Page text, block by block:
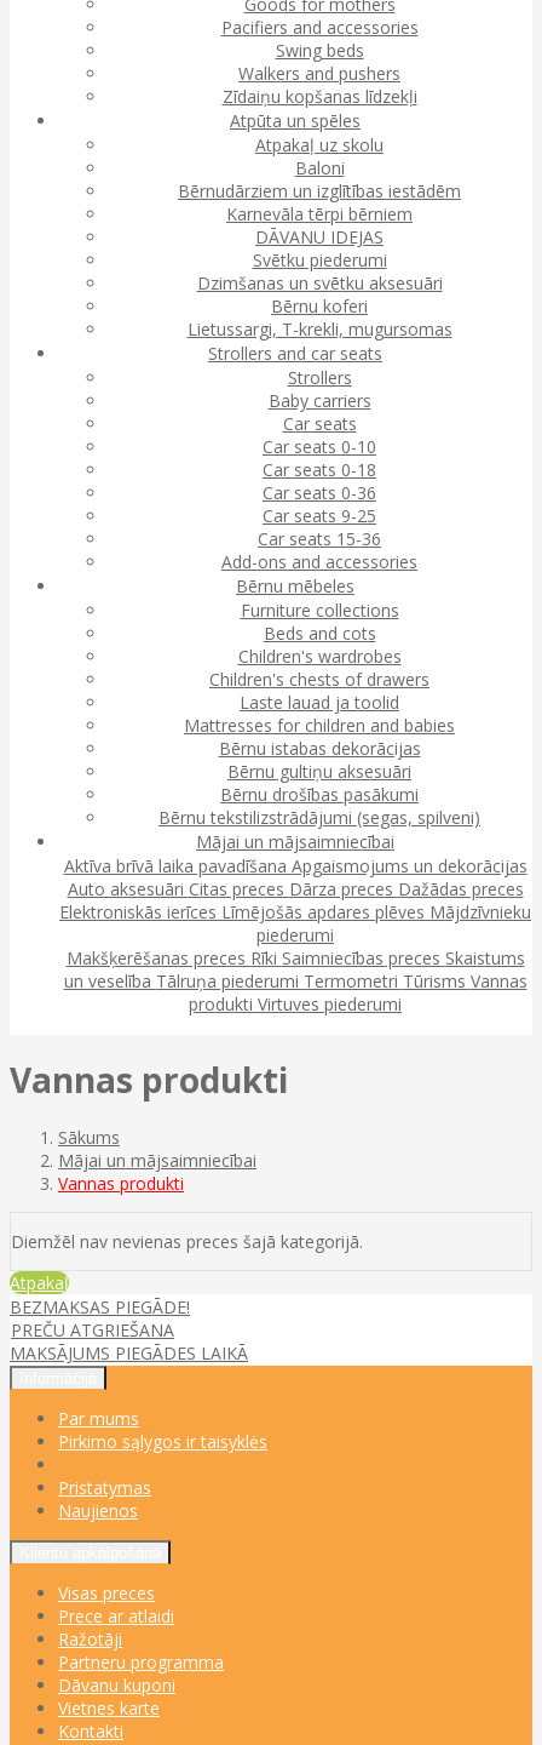
Pacifiers and accessories
Swing beds
Walkers and pushers
Zīdaiņu kopšanas līdzekļi
Atpūta un spēles
Atpakaļ uz skolu
Baloni
Bērnudārziem un izglītības iestādēm
Karnevāla tērpi bērniem
DĀVANU IDEJAS
Svētku piederumi
Dzimšanas un svētku aksesuāri
Bērnu koferi
Lietussargi, T-krekli, mugursomas
Strollers and car seats
Strollers
Baby carriers
Car seats
Car seats 0-10
Car seats 0-18
Car seats 0-36
Car seats 9-25
Car seats 15-36
Add-ons and accessories
Bērnu mēbeles
Furniture collections
Beds and cots
Children's wardrobes
Children's chests of drawers
Laste lauad ja toolid
Mattresses for children and babies
Bērnu istabas dekorācijas
Bērnu gultiņu aksesuāri
Bērnu drošības pasākumi
Bērnu tekstilizstrādājumi (segas, spilveni)
Mājai un mājsaimniecībai
Aktīva brīvā laika pavadīšana Apgaismojums un dekorācijas
Auto aksesuāri Citas preces Dārza preces Dažādas preces
Elektroniskās ierīces Līmējošās apdares plēves Mājdzīvnieku
piederumi
Makšķerēšanas preces Rīki Saimniecības preces Skaistums
un veselība Tālruņa piederumi Termometri Tūrisms Vannas
produkti Virtuves piederumi
Vannas produkti
Sākums
Mājai un mājsaimniecībai
Vannas produkti
Diemžēl nav nevienas preces šajā kategorijā.
Atpakaļ
BEZMAKSAS PIEGĀDE!
PREČU ATGRIEŠANA
MAKSĀJUMS PIEGĀDES LAIKĀ
Par mums
Pirkimo sąlygos ir taisyklės
Pristatymas
Naujienos
Visas preces
Prece ar atlaidi
Ražotāji
Partneru programma
Dāvanu kuponi
Vietnes karte
Kontakti